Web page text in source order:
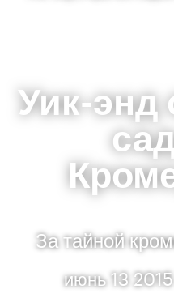
Уик-энд
За тайной
июнь 13